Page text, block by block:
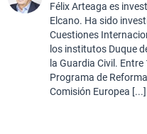
Félix Arteaga es
Elcano. Ha sido
Cuestiones
los institutos Duque
la Guardia Civil.
Programa de
Comisión Europea [...]